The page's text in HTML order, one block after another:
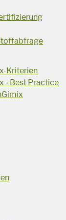
Kriterien
- Best Practice